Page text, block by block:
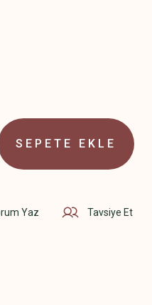
SEPETE EKLE
Yaz Tavsiye Et